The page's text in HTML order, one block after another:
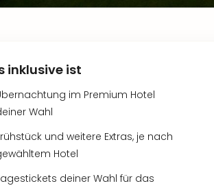
inklusive ist
im Premium Hotel
Wahl
und weitere Extras, je nach
Hotel
deiner Wahl für das